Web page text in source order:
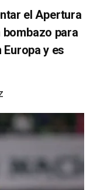
el Apertura
bombazo para
y es